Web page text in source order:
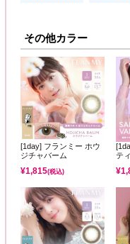
その他カラー
[1day] フランミー ホウ
ジチャバーム
¥1,815(税込)
テ
¥